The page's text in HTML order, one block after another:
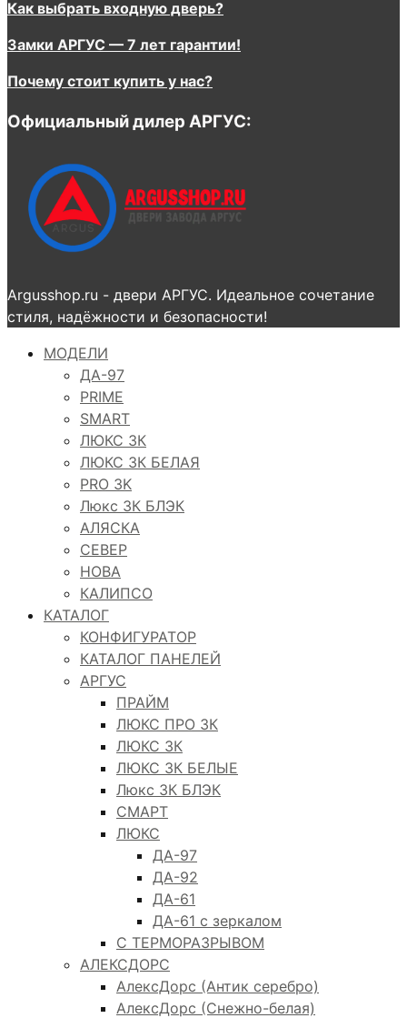
Как выбрать входную дверь?
Замки АРГУС — 7 лет гарантии!
Почему стоит купить у нас?
Официальный дилер АРГУС:
Argusshop.ru - двери АРГУС. Идеальное сочетание
стиля, надёжности и безопасности!
МОДЕЛИ
ДА-97
PRIME
SMART
ЛЮКС 3К
ЛЮКС 3К БЕЛАЯ
PRO 3K
Люкс 3К БЛЭК
АЛЯСКА
СЕВЕР
НОВА
КАЛИПСО
КАТАЛОГ
КОНФИГУРАТОР
КАТАЛОГ ПАНЕЛЕЙ
АРГУС
ПРАЙМ
ЛЮКС ПРО 3К
ЛЮКС 3К
ЛЮКС 3К БЕЛЫЕ
Люкс 3К БЛЭК
СМАРТ
ЛЮКС
ДА-97
ДА-92
ДА-61
ДА-61 с зеркалом
С ТЕРМОРАЗРЫВОМ
АЛЕКСДОРС
АлексДорс (Антик серебро)
АлексДорс (Снежно-белая)